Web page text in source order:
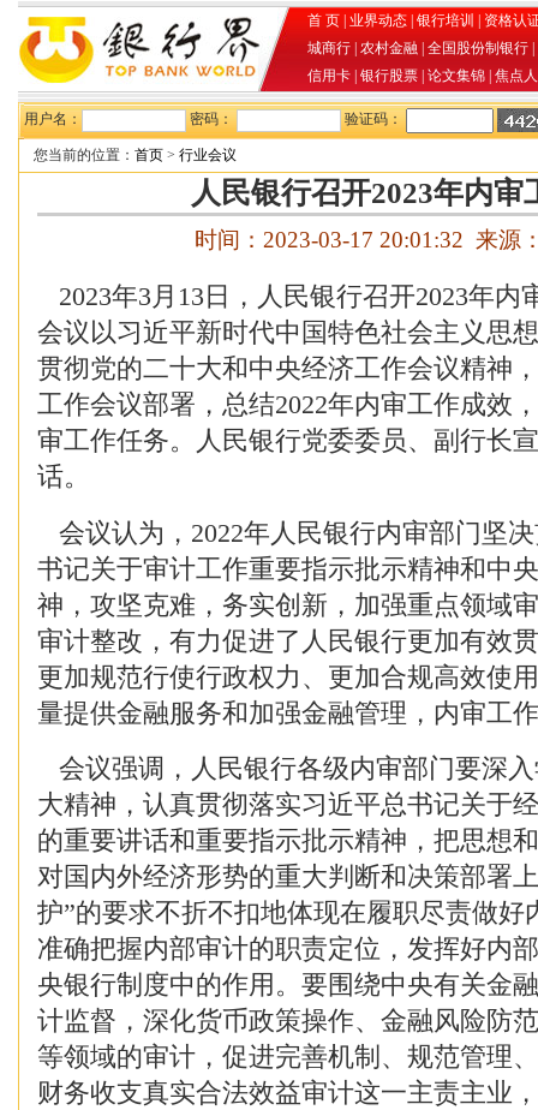
首 页 业界动态 银行培训
资格认
城商行 农村金融 全国股份制银行
信用卡 银行股票 论文集锦 焦点
用户名： 密码： 验证码：
您当前的位置： 首页 > 行业会议
人民银行召开2023年内审
时间：2023-03-17 20:01:32 来源
2023年3月13日，人民银行召开2023年内
会议以习近平新时代中国特色社会主义思
贯彻党的二十大和中央经济工作会议精神
工作会议部署，总结2022年内审工作成效
审工作任务。人民银行党委委员、副行长
话。
会议认为，2022年人民银行内审部门坚
书记关于审计工作重要指示批示精神和中
神，攻坚克难，务实创新，加强重点领域
审计整改，有力促进了人民银行更加有效
更加规范行使行政权力、更加合规高效使
量提供金融服务和加强金融管理，内审工
会议强调，人民银行各级内审部门要深
大精神，认真贯彻落实习近平总书记关于
的重要讲话和重要指示批示精神，把思想
对国内外经济形势的重大判断和决策部署
护”的要求不折不扣地体现在履职尽责做好
准确把握内部审计的职责定位，发挥好内
央银行制度中的作用。要围绕中央有关金
计监督，深化货币政策操作、金融风险防
等领域的审计，促进完善机制、规范管理
财务收支真实合法效益审计这一主责主业